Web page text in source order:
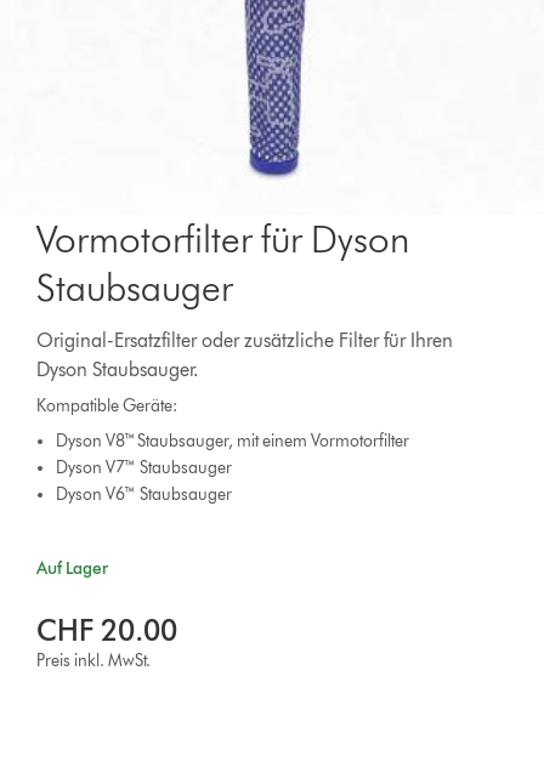
Vormotorfilter für Dyson
Staubsauger
Original-Ersatzfilter oder zusätzliche Filter für Ihren
Dyson Staubsauger.
Kompatible Geräte:
Dyson V8™ Staubsauger, mit einem Vormotorfilter
Dyson V7™ Staubsauger
Dyson V6™ Staubsauger
Auf Lager
CHF 20.00
Preis inkl. MwSt.